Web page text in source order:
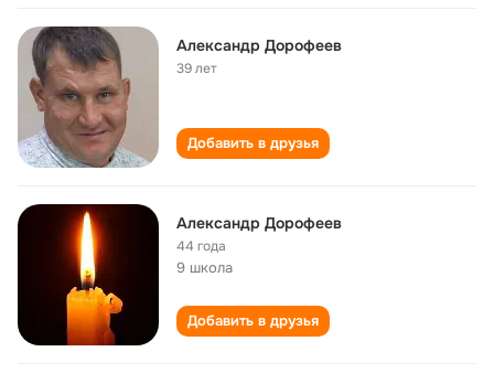
Александр Дорофеев
39 лет
Добавить в друзья
Александр Дорофеев
44 года
9 школа
Добавить в друзья